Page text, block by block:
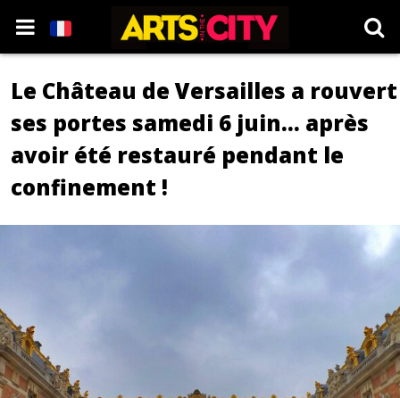
Le Château de Versailles a rouvert
ses portes samedi 6 juin... après
avoir été restauré pendant le
confinement !